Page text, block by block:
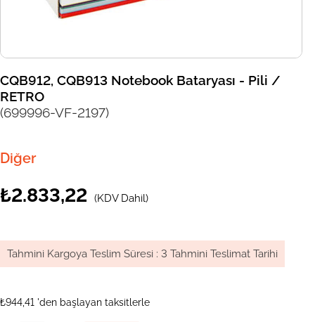
CQB912, CQB913 Notebook Bataryası - Pili /
RETRO
(699996-VF-2197)
Diğer
₺2.833,22 (KDV Dahil)
Tahmini Kargoya Teslim Süresi : 3 Tahmini Teslimat Tarihi
₺944,41 'den başlayan taksitlerle